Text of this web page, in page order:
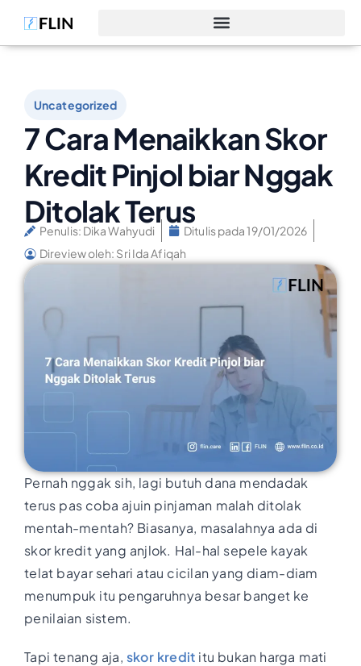
Uncategorized
7 Cara Menaikkan Skor
Kredit Pinjol biar Nggak
Ditolak Terus
Penulis: Dika Wahyudi Ditulis pada19/01/2026
Direview oleh: Sri Ida Afiqah
Pernah nggak sih, lagi butuh dana mendadak
terus pas coba ajuin pinjaman malah ditolak
mentah-mentah? Biasanya, masalahnya ada di
skor kredit yang anjlok. Hal-hal sepele kayak
telat bayar sehari atau cicilan yang diam-diam
menumpuk itu pengaruhnya besar banget ke
penilaian sistem.
Tapi tenang aja, skor kredit itu bukan harga mati